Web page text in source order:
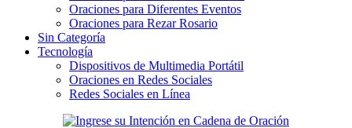
Oraciones para Diferentes Eventos
Oraciones para Rezar Rosario
Sin Categoría
Tecnología
Dispositivos de Multimedia Portátil
Oraciones en Redes Sociales
Redes Sociales en Línea